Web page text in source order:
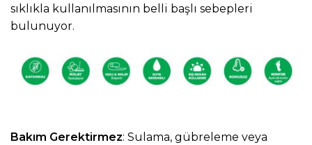
sıklıkla kullanılmasının belli başlı sebepleri
bulunuyor.
Bakım Gerektirmez: Sulama, gübreleme veya